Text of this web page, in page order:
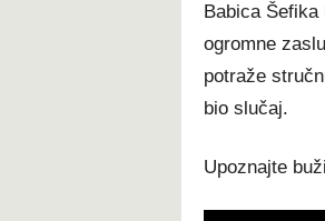
Babica
ogromne
potraže
bio slučaj.
Upoznajte